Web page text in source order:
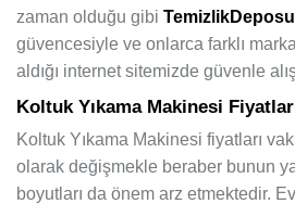
zaman olduğu gibi
güvencesiyle ve onlarca farklı
aldığı internet sitemizde güvenle
Koltuk Yıkama Makinesi
Koltuk Yıkama Makinesi fiyatları
olarak değişmekle beraber bunun
boyutları da önem arz etmektedir.